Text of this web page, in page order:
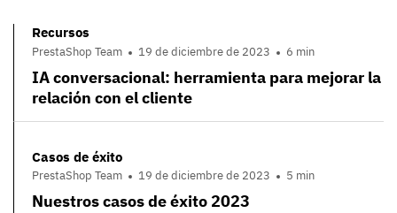
Recursos
PrestaShop Team 19 de diciembre de 2023 6 min
IA conversacional: herramienta para mejorar la
relación con el cliente
Casos de éxito
PrestaShop Team 19 de diciembre de 2023 5 min
Nuestros casos de éxito 2023